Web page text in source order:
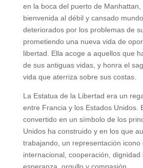
en la boca del puerto de Manhattan,
bienvenida al débil y cansado
deteriorados por los problemas de
prometiendo una nueva vida de
libertad. Ella acoge a aquellos que
de sus antiguas vidas, y honra el
vida que aterriza sobre sus costas.
La Estatua de la Libertad era un
entre Francia y los Estados Unidos.
convertido en un símbolo de los
Unidos ha construido y en los que
trabajando, un representación icono
internacional, cooperación, dignidad